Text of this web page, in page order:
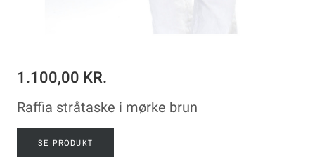
1.100,00 KR.
Raffia stråtaske i mørke brun
SE PRODUKT